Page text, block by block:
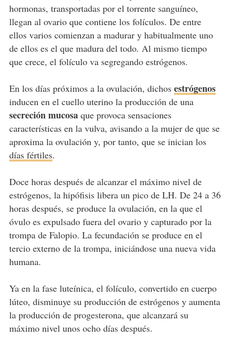
hormonas, transportadas por el torrente sanguíneo,
llegan al ovario que contiene los folículos. De entre
ellos varios comienzan a madurar y habitualmente uno
de ellos es el que madura del todo. Al mismo tiempo
que crece, el folículo va segregando estrógenos.
En los días próximos a la ovulación, dichos estrógenos
inducen en el cuello uterino la producción de una
secreción mucosaque provoca sensaciones
características en la vulva, avisando a la mujer de que se
aproxima la ovulación y, por tanto, que se inician los
días fértiles.
Doce horas después de alcanzar el máximo nivel de
estrógenos, la hipófisis libera un pico de LH. De 24 a 36
horas después, se produce la ovulación, en la que el
óvulo es expulsado fuera del ovario y capturado por la
trompa de Falopio. La fecundación se produce en el
tercio externo de la trompa, iniciándose una nueva vida
humana.
Ya en la fase luteínica, el folículo, convertido en cuerpo
lúteo, disminuye su producción de estrógenos y aumenta
la producción de progesterona, que alcanzará su
máximo nivel unos ocho días después.